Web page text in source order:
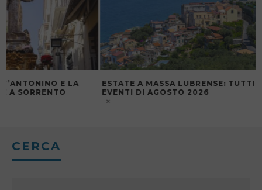
ESTATE A MASSA LUBRENSE: TUTTI GLI
EVENTI DI AGOSTO 2026
RIONE ANGRI IN
CERCA